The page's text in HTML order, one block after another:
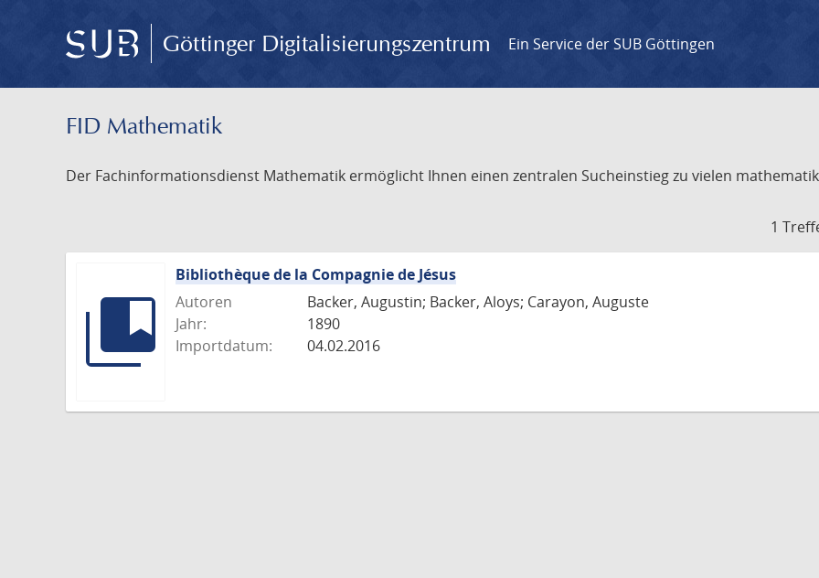
Göttinger Digitalisierungszentrum Ein Service der SUB Göttingen
FID Mathematik
Der Fachinformationsdienst Mathematik ermöglicht Ihnen einen zentralen Sucheinstieg zu vielen
1
Bibliothèque de la Compagnie de Jésus
Autoren
Backer, Augustin; Backer, Aloys; Carayon, Auguste
Jahr:
1890
Importdatum:
04.02.2016